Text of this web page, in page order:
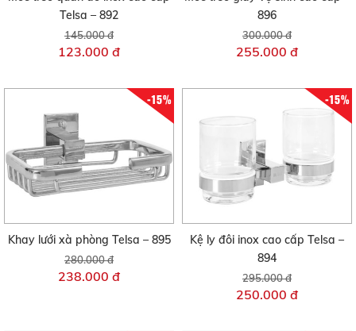
Telsa – 892
145.000 đ
123.000 đ
896
300.000 đ
255.000 đ
-15%
Khay lưới xà phòng Telsa – 895
280.000 đ
238.000 đ
-15%
Kệ ly đôi inox cao cấp Telsa –
894
295.000 đ
250.000 đ